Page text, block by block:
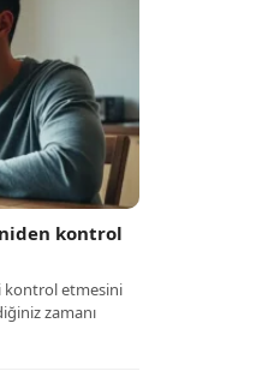
kontrol
kontrol etmesini
zamanı